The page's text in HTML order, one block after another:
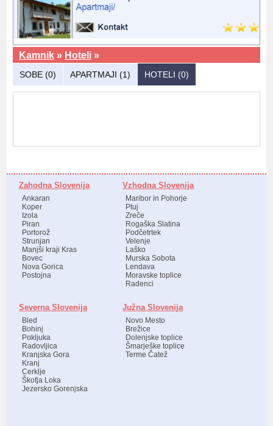
Kamnik » Hoteli »
SOBE (0) APARTMAJI (1) HOTELI (0)
Zahodna Slovenija
Ankaran
Koper
Izola
Piran
Portorož
Strunjan
Manjši kraji Kras
Bovec
Nova Gorica
Postojna
Vzhodna Slovenija
Maribor in Pohorje
Ptuj
Zreče
Rogaška Slatina
Podčetrtek
Velenje
Laško
Murska Sobota
Lendava
Moravske toplice
Radenci
Severna Slovenija
Bled
Bohinj
Pokljuka
Radovljica
Kranjska Gora
Kranj
Cerklje
Škofja Loka
Jezersko Gorenjska
Južna Slovenija
Novo Mesto
Brežice
Dolenjske toplice
Šmarješke toplice
Terme Čatež